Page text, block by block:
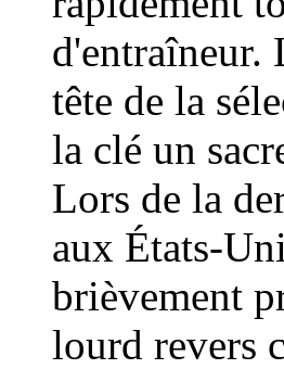
d'entraîneur.
tête de la
la clé un
Lors de la
aux États-
brièvement
lourd revers